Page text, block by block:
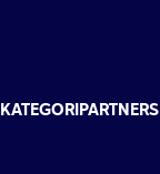
KATEGORIPARTNERS